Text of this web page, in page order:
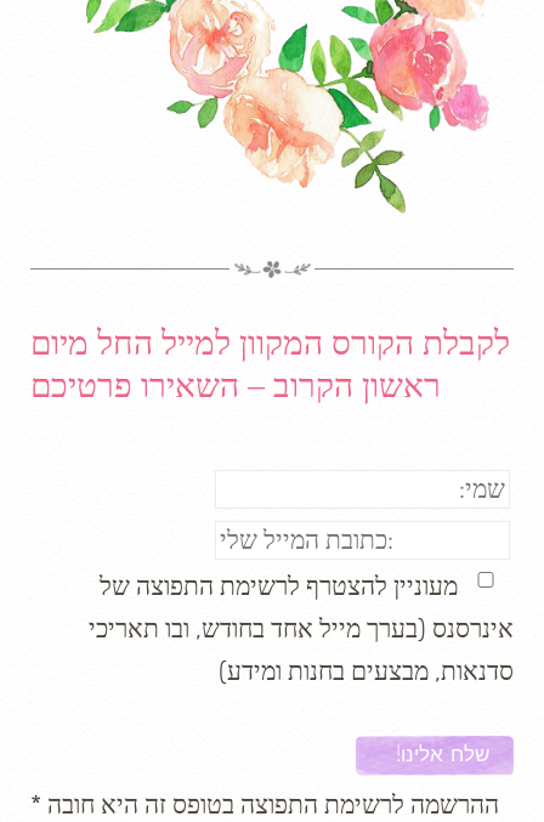
לקבלת הקורס המקוון למייל החל מיום
ראשון הקרוב – השאירו פרטיכם
מעוניין להצטרף לרשימת התפוצה של
אינרסנס (בערך מייל אחד בחודש, ובו תאריכי
סדנאות, מבצעים בחנות ומידע)
* ההרשמה לרשימת התפוצה בטופס זה היא חובה